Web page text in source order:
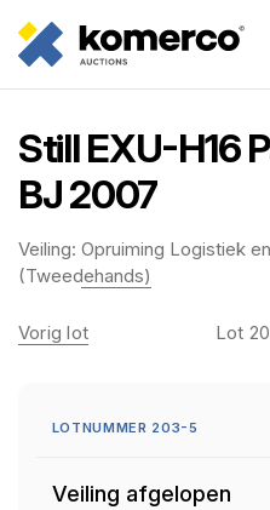
Still EXU-H16
BJ 2007
Veiling: Opruiming Logistiek
(Tweedehands)
Vorig lot Lot
LOTNUMMER 203-5
Veiling afgelopen